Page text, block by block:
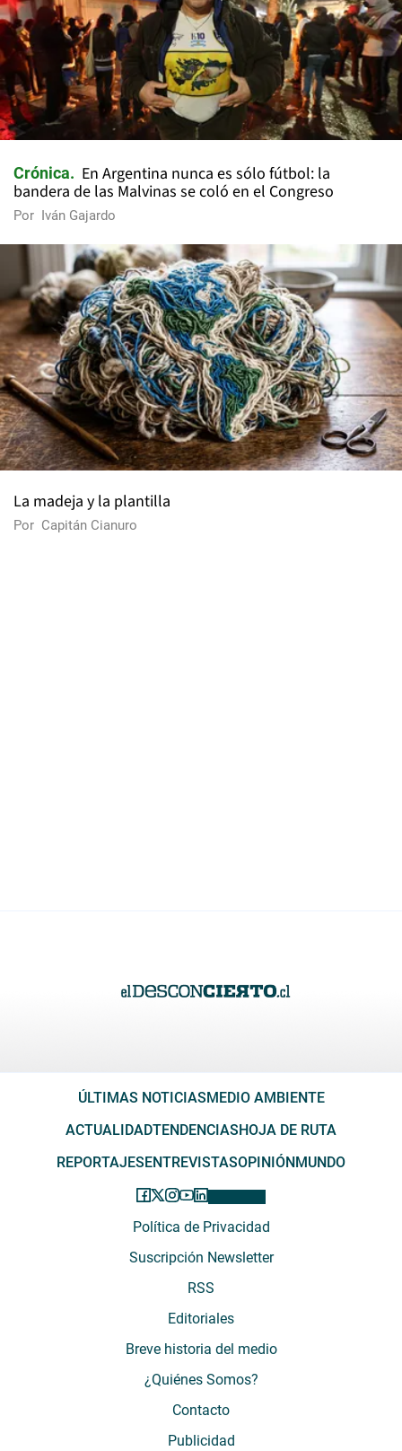
Crónica
En Argentina nunca es sólo fútbol: la
bandera de las Malvinas se coló en el Congreso
Por Iván Gajardo
La madeja y la plantilla
Por Capitán Cianuro
ÚLTIMAS NOTICIASMEDIO AMBIENTE
ACTUALIDADTENDENCIASHOJA DE RUTA
REPORTAJESENTREVISTASOPINIÓNMUNDO
Política de Privacidad
Suscripción Newsletter
RSS
Editoriales
Breve historia del medio
¿Quiénes Somos?
Contacto
Publicidad